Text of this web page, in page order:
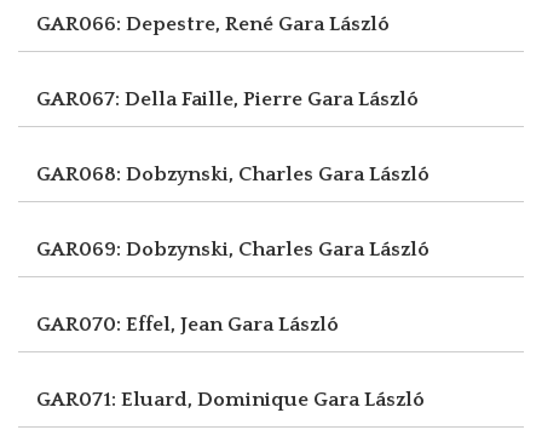
GAR066: Depestre, René Gara László
GAR067: Della Faille, Pierre Gara László
GAR068: Dobzynski, Charles Gara László
GAR069: Dobzynski, Charles Gara László
GAR070: Effel, Jean Gara László
GAR071: Eluard, Dominique Gara László